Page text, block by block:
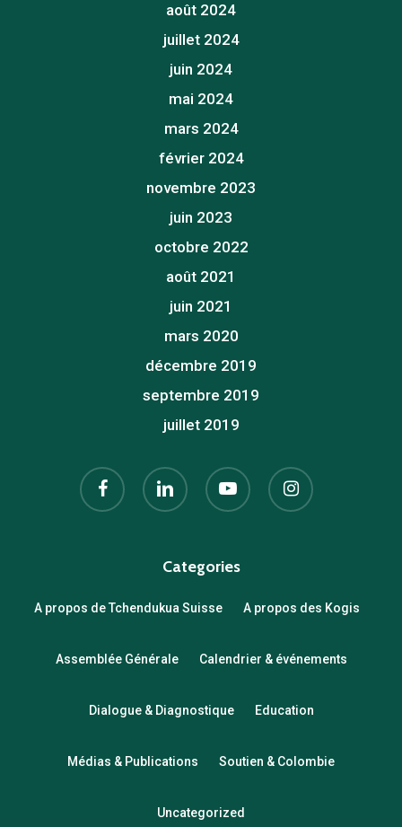
août 2024
juillet 2024
juin 2024
mai 2024
mars 2024
février 2024
novembre 2023
juin 2023
octobre 2022
août 2021
juin 2021
mars 2020
décembre 2019
septembre 2019
juillet 2019
facebook linkedin youtube instagram
Categories
A propos de Tchendukua Suisse A propos des Kogis
Assemblée Générale Calendrier & événements
Dialogue & Diagnostique Education
Médias & Publications Soutien & Colombie
Uncategorized